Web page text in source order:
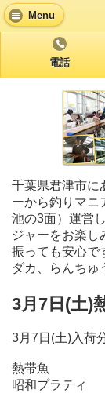
Menu
電話
千葉県君津市に
ーから釣りマニ
池の3面）運営
ジャーをお楽し
振っても安心で
ダカ、らんちゅ
3月7日(土)
3月7日(土)入荷
熱帯魚
昭和プラティ